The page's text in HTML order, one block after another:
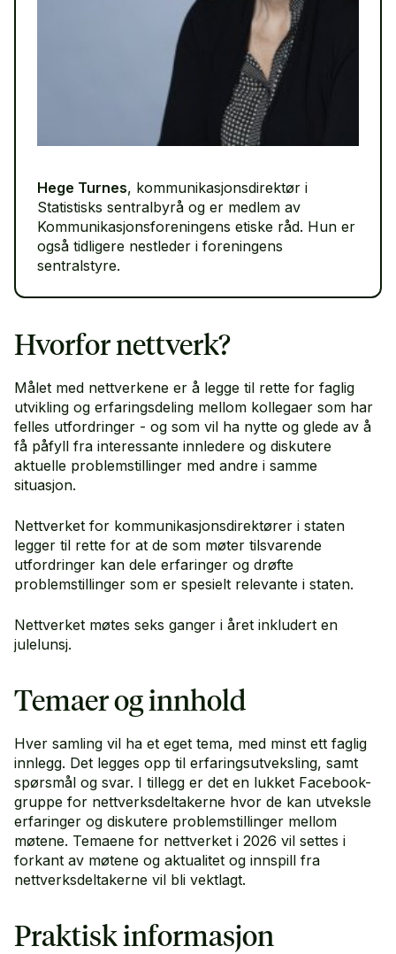
Hege Turnes, kommunikasjonsdirektør i
Statistisks sentralbyrå og er medlem av
Kommunikasjonsforeningens etiske råd. Hun er
også tidligere nestleder i foreningens
sentralstyre.
Hvorfor nettverk?
Målet med nettverkene er å legge til rette for faglig
utvikling og erfaringsdeling mellom kollegaer som har
felles utfordringer - og som vil ha nytte og glede av å
få påfyll fra interessante innledere og diskutere
aktuelle problemstillinger med andre i samme
situasjon.
Nettverket for kommunikasjonsdirektører i staten
legger til rette for at de som møter tilsvarende
utfordringer kan dele erfaringer og drøfte
problemstillinger som er spesielt relevante i staten.
Nettverket møtes seks ganger i året inkludert en
julelunsj.
Temaer og innhold
Hver samling vil ha et eget tema, med minst ett faglig
innlegg. Det legges opp til erfaringsutveksling, samt
spørsmål og svar. I tillegg er det en lukket Facebook-
gruppe for nettverksdeltakerne hvor de kan utveksle
erfaringer og diskutere problemstillinger mellom
møtene. Temaene for nettverket i 2026 vil settes i
forkant av møtene og aktualitet og innspill fra
nettverksdeltakerne vil bli vektlagt.
Praktisk informasjon